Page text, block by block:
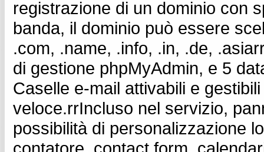
registrazione di un dominio con
banda, il dominio può essere
.com, .name, .info, .in, .de,
di gestione phpMyAdmin, e 5
Caselle e-mail attivabili e
veloce.rrIncluso nel servizio,
possibilità di personalizzazione